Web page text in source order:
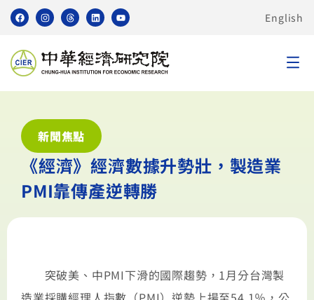
English
新聞焦點
《經濟》經濟數據升勢壯，製造業
PMI靠傳產逆轉勝
突破美、中PMI下滑的國際趨勢，1月分台灣製